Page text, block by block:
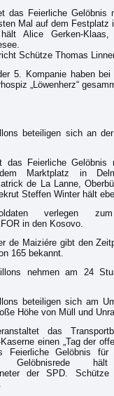
das Feierliche Gelöbnis
Mal auf dem Festplatz
Alice Gerken-Klaas,
Schütze Thomas
5. Kompanie haben bei
„Löwenherz“
beteiligen sich an
das Feierliche Gelöbnis
Marktplatz in
de La Lanne,
Steffen Winter hält
verlegen
in den Kosovo.
de Maiziére gibt den
165 bekannt.
nehmen am 24
beteiligen sich am
Höhe von Müll und
das
einen „Tag der
Gelöbnis für
Gelöbnisrede
der SPD.